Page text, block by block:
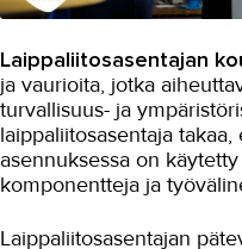
Laippaliitosasentajan
ja vaurioita, jotka
turvallisuus- ja
laippaliitosasentaja
asennuksessa on
komponentteja ja
Laippaliitosasentajan